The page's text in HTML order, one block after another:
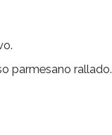
parmesano rallado.